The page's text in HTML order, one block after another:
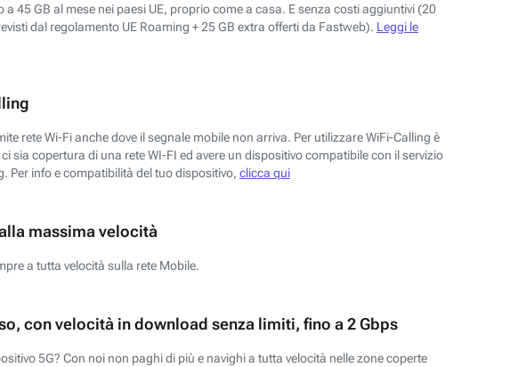
a 45 GB al mese nei paesi UE, proprio come a casa. E senza costi aggiuntivi (20
dal regolamento UE Roaming + 25 GB extra offerti da Fastweb). Leggi le
rete Wi-Fi anche dove il segnale mobile non arriva. Per utilizzare WiFi-Calling è
sia copertura di una rete WI-FI ed avere un dispositivo compatibile con il servizio
Per info e compatibilità del tuo dispositivo, clicca qui
massima velocità
a tutta velocità sulla rete Mobile.
con velocità in download senza limiti, fino a 2 Gbps
5G? Con noi non paghi di più e navighi a tutta velocità nelle zone coperte